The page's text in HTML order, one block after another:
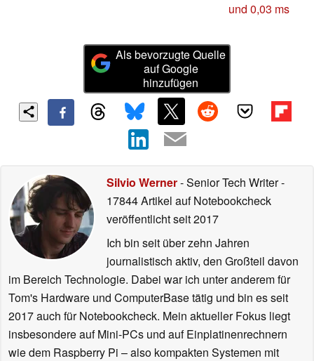
und 0,03 ms
Als bevorzugte Quelle
auf Google
hinzufügen
Silvio Werner- Senior Tech Writer-
17844 Artikel auf Notebookcheck
veröffentlichtseit 2017
Ich bin seit über zehn Jahren
journalistisch aktiv, den Großteil davon
im Bereich Technologie. Dabei war ich unter anderem für
Tom's Hardware und ComputerBase tätig und bin es seit
2017 auch für Notebookcheck. Mein aktueller Fokus liegt
insbesondere auf Mini-PCs und auf Einplatinenrechnern
wie dem Raspberry Pi – also kompakten Systemen mit